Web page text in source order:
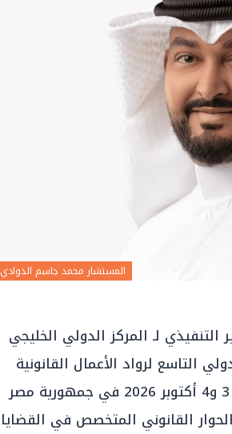
المستشار محمد جاسم الذوادي
لـ المركز الدولي الخليجي
التاسع لرواد الأعمال القانونية
تحت عنوان «تسوية المنازعات الرياضية» يومي 3 و4 أكتوبر 2026 في جمهورية مصر
القانوني المتخصص في القضايا